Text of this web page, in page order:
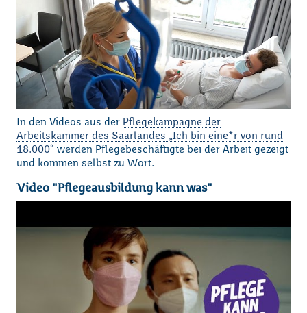
In den Videos aus der Pflegekampagne der
Arbeitskammer des Saarlandes „Ich bin eine*r von rund
18.000“ werden Pflegebeschäftigte bei der Arbeit gezeigt
und kommen selbst zu Wort.
Video "Pflegeausbildung kann was"